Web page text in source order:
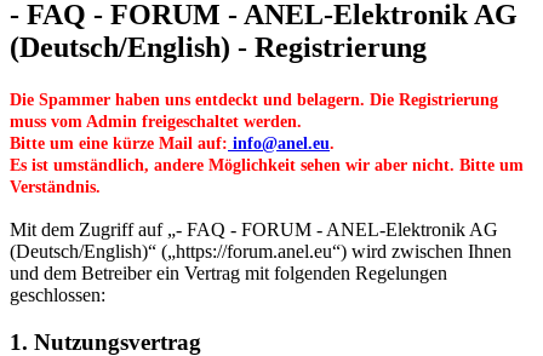
- FAQ - FORUM - ANEL-Elektronik AG
(Deutsch/English) - Registrierung
Die Spammer haben uns entdeckt und belagern. Die Registrierung
muss vom Admin freigeschaltet werden.
Bitte um eine kürze Mail auf: info@anel.eu.
Es ist umständlich, andere Möglichkeit sehen wir aber nicht. Bitte um
Verständnis.
Mit dem Zugriff auf „- FAQ - FORUM - ANEL-Elektronik AG
(Deutsch/English)“ („https://forum.anel.eu“) wird zwischen Ihnen
und dem Betreiber ein Vertrag mit folgenden Regelungen
geschlossen:
1. Nutzungsvertrag